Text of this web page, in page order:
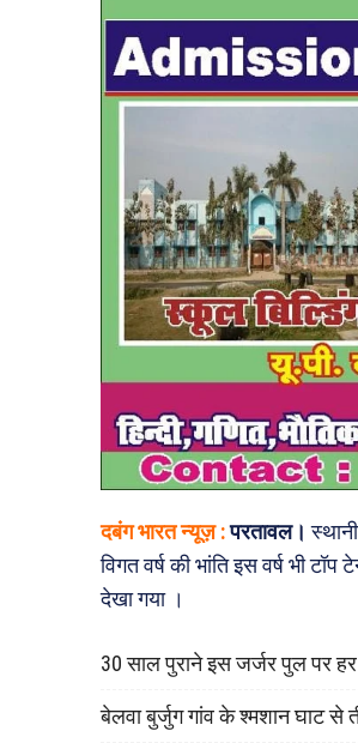
दबंग भारत न्यूज़ :परतावल।
विगत वर्ष की भांति इस वर्ष भी
देखा गया ।
30 साल पुराने इस जर्जर पुल पर
बेलवा बुर्जुग गांव के श्मशान घाट से